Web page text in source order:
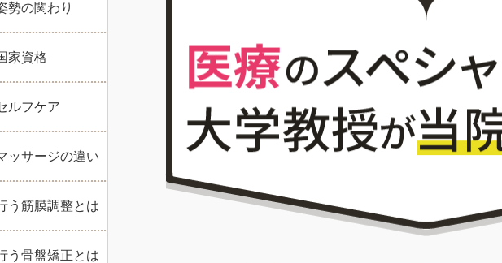
勢の関わり
家資格
ルフケア
ッサージの違い
う筋膜調整とは
う骨盤矯正とは